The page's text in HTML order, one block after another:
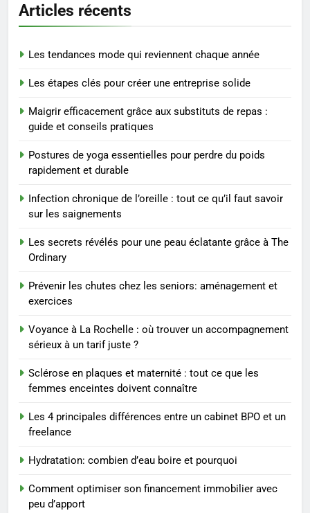
seniors: aménagement et
exercices
BIEN ÊTRE
Voyance à La Rochelle : où
sérieux à un tarif juste ?
BIEN ÊTRE
1
Les tendances mode qui
reviennent chaque année
MODE
2
entreprise solide
3
substituts de repas : guide et
conseils pratiques
BIEN ÊTRE
4
pour perdre du poids
rapidement et durable
BIEN ÊTRE
Articles récents
Les tendances mode qui reviennent chaque année
Les étapes clés pour créer une entreprise solide
Maigrir efficacement grâce aux substituts de repas :
guide et conseils pratiques
Postures de yoga essentielles pour perdre du poids
rapidement et durable
Infection chronique de l’oreille : tout ce qu’il faut savoir
sur les saignements
Les secrets révélés pour une peau éclatante grâce à The
Ordinary
Prévenir les chutes chez les seniors: aménagement et
exercices
Voyance à La Rochelle : où trouver un accompagnement
sérieux à un tarif juste ?
Sclérose en plaques et maternité : tout ce que les
femmes enceintes doivent connaître
Les 4 principales différences entre un cabinet BPO et un
freelance
Hydratation: combien d’eau boire et pourquoi
Comment optimiser son financement immobilier avec
peu d’apport